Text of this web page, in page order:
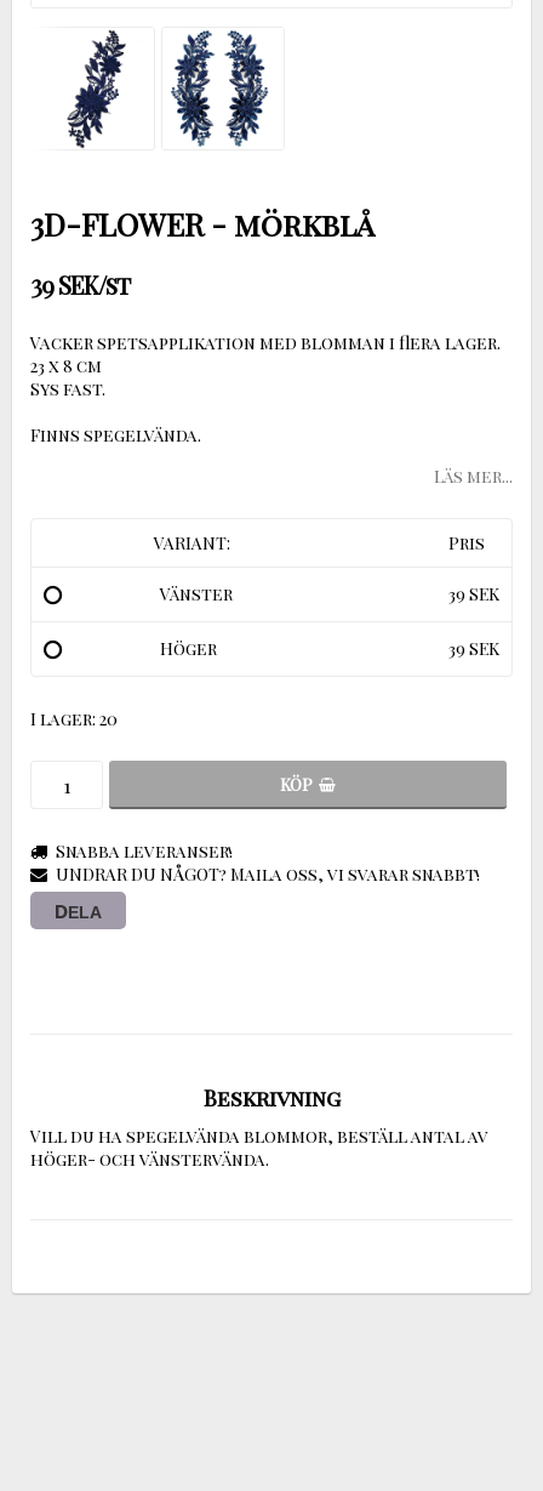
3D-FLOWER - mörkblå
39 SEK/st
Vacker spetsapplikation med blomman i flera lager.
23 x 8 cm
Sys fast.
Finns spegelvända.
Läs mer...
VARIANT: Pris
Vänster 39 SEK
Höger 39 SEK
I lager: 20
KÖP
Snabba leveranser!
UNDRAR DU NÅGOT? Maila oss, vi svarar snabbt!
DELA
Beskrivning
Vill du ha spegelvända blommor, beställ antal av
höger- och vänstervända.